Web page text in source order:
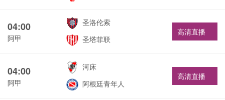
04:00
阿甲
圣洛伦索
圣塔菲联
高清直播
04:00
阿甲
河床
阿根廷青年人
高清直播